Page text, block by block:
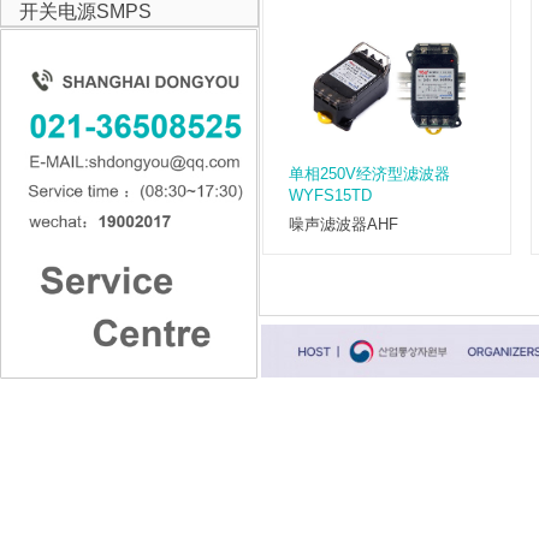
开关电源SMPS
单相250V经济型滤波器
WYFS15TD
噪声滤波器AHF